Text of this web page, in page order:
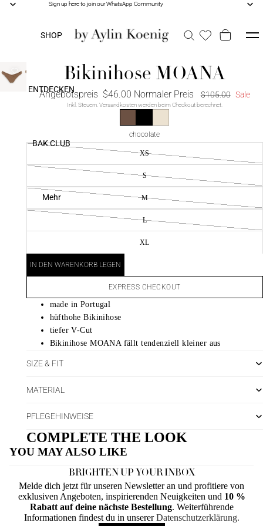
Sign up here to join our WhatsApp Community
Sign up here to join our WhatsApp Community
SHOP
ENTDECKEN
BAK CLUB
Mehr
Bikinihose MOANA
Angebotspreis $46.00 Normaler Preis $105.00 Sale
Inkl. Steuern. Versandkosten werden beim Checkout berechnet.
chocolate
XS
S
M
L
XL
IN DEN WARENKORB LEGEN
EXPRESS CHECKOUT
made in Portugal
hüfthohe Bikinihose
tiefer V-Cut
Bikinihose MOANA fällt tendenziell kleiner aus
SIZE & FIT
MATERIAL
PFLEGEHINWEISE
COMPLETE THE LOOK
YOU MAY ALSO LIKE
BRIGHTEN UP YOUR INBOX
Melde dich jetzt für unseren Newsletter an und profitiere von
exklusiven Angeboten, inspirierenden Neuigkeiten und 10 %
Rabatt auf deine nächste Bestellung. Weiterführende
Informationen findest du in unsererDatenschutzerklärung.